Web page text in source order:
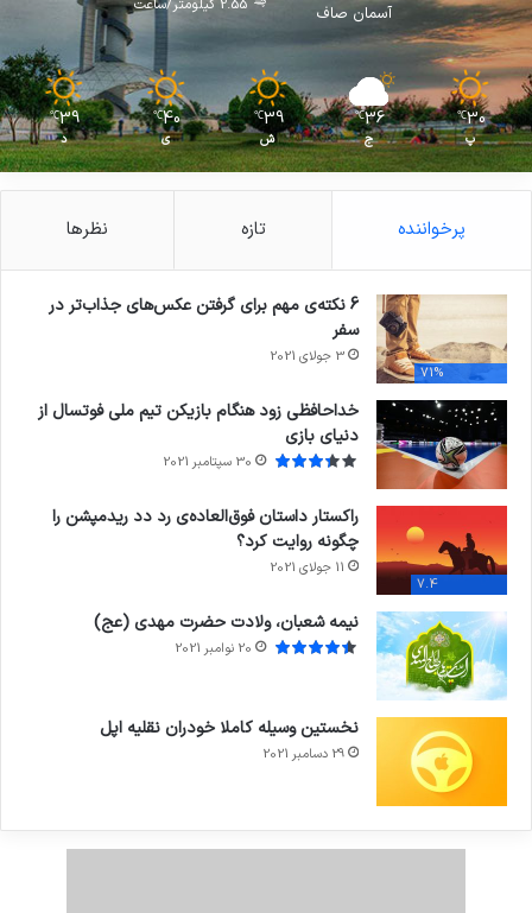
آسمان صاف 2.55 کیلومتر/ساعت
30
℃
پ
36
℃
ج
39
℃
ش
40
℃
ی
39
℃
د
پرخواننده تازه نظرها
71%
6 نکته‌ی مهم برای گرفتن عکس‌های جذاب‌تر در
سفر
3 جولای 2021
خداحافظی زود هنگام بازیکن تیم ملی فوتسال از
دنیای بازی
30 سپتامبر 2021
7.4
راکستار داستان فوق‌العاده‌ی رد دد ریدمپشن را
چگونه روایت کرد؟
11 جولای 2021
نیمه شعبان، ولادت حضرت مهدی (عج)
20 نوامبر 2021
نخستین وسیله کاملا خودران نقلیه اپل
29 دسامبر 2021